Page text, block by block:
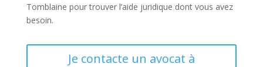
Tomblaine pour trouver l’aide juridique dont vous avez
besoin.
Je contacte un avocat à